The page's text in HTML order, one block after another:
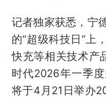
记者独家获悉，宁
的“超级科技日”上
快充等相关技术产
时代2026年一季
将于4月21日举办